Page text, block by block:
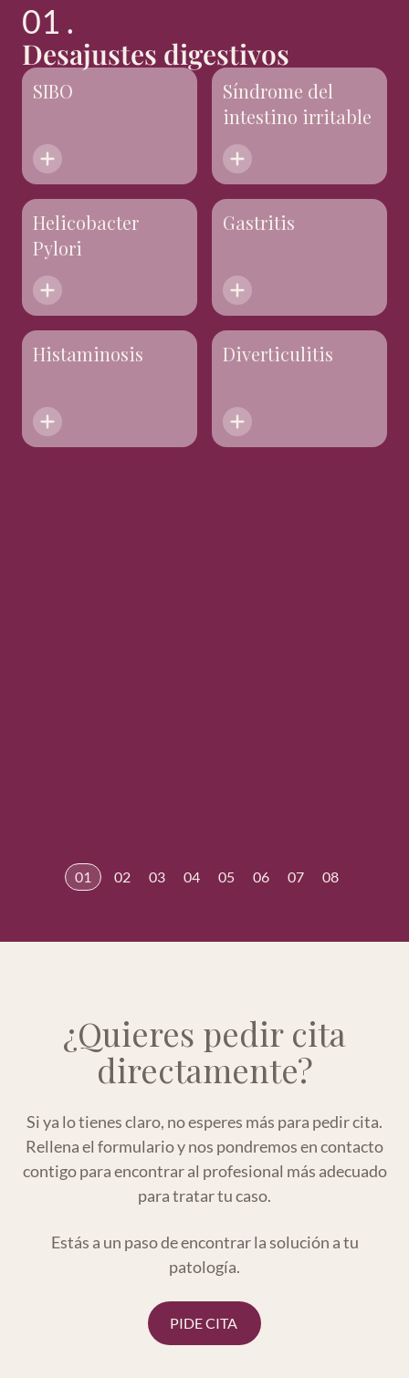
01 .
Desajustes digestivos
SIBO
Síndrome del
intestino irritable
Helicobacter
Pylori
Gastritis
Histaminosis Diverticulitis
01 02 03 04 05 06 07 08
¿Quieres pedir cita
directamente?
Si ya lo tienes claro, no esperes más para pedir cita.
Rellena el formulario y nos pondremos en contacto
contigo para encontrar al profesional más adecuado
para tratar tu caso.
Estás a un paso de encontrar la solución a tu
patología.
PIDE CITA